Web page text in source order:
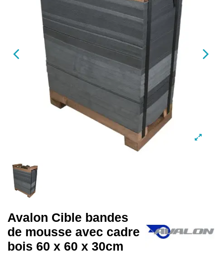
Avalon Cible bandes
de mousse avec cadre
bois 60 x 60 x 30cm